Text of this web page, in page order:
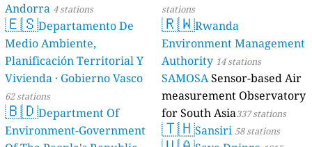
Andorra 4 stations
🇪🇸Departamento De
Medio Ambiente,
Planificación Territorial Y
Vivienda · Gobierno Vasco
62 stations
🇧🇩Department Of
Environment-Government
stations
🇷🇼Rwanda
Environment Management
Authority 14 stations
SAMOSASensor-based Air
measurement Observatory
for South Asia337 stations
🇹🇭Sansiri 58 stations